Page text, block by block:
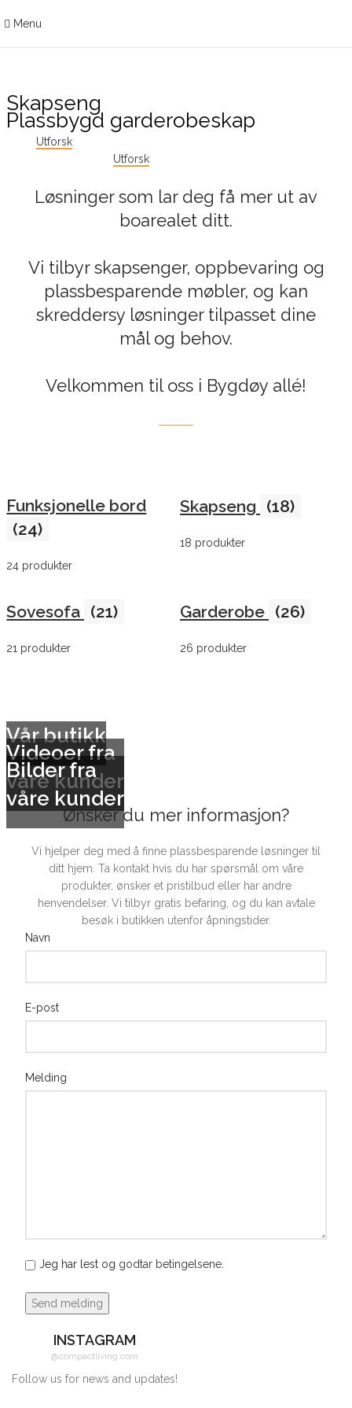
Menu
Skapseng
Utforsk
Plassbygd garderobeskap
Utforsk
Løsninger som lar deg få mer ut av
boarealet ditt.
Vi tilbyr skapsenger, oppbevaring og
plassbesparende møbler, og kan
skreddersy løsninger tilpasset dine
mål og behov.
Velkommen til oss i Bygdøy allé!
Funksjonelle bord
(24)
24 produkter
Skapseng (18)
18 produkter
Sovesofa (21)
21 produkter
Garderobe (26)
26 produkter
Vår butikk
Videoer fra
våre kunder
Bilder fra
våre kunder
Ønsker du mer informasjon?
Vi hjelper deg med å finne plassbesparende løsninger til
ditt hjem. Ta kontakt hvis du har spørsmål om våre
produkter, ønsker et pristilbud eller har andre
henvendelser. Vi tilbyr gratis befaring, og du kan avtale
besøk i butikken utenfor åpningstider.
Navn
E-post
Melding
Jeg har lest og godtar betingelsene.
INSTAGRAM
@compactliving.com
Follow us for news and updates!